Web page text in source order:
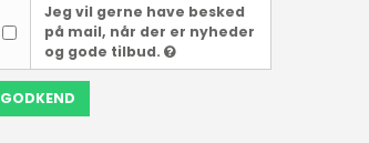
Jeg vil gerne have besked
på mail, når der er nyheder
og gode tilbud.
GODKEND